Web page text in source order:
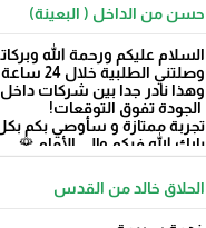
حسن من الداخل ( البعينة)
‏السلام عليكم ورحمة الله
وصلتني الطلبية خلال 24 ساعة فقط
‏وهذا نادر جدا بين شركات داخل
‏ الجودة تفوق التوقعات!
تجربة ممتازة و سأوصي بكم
‏بارك الله فيكم وإلى الأمام 🌹
الحلاق خالد من القدس